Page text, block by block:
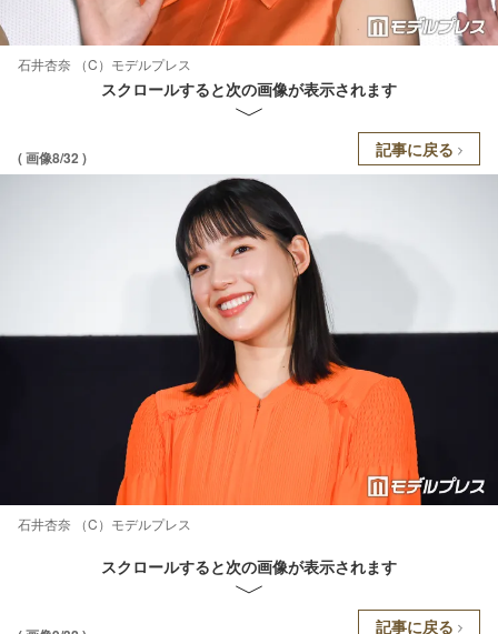
石井杏奈 （C）モデルプレス
スクロールすると次の画像が表示されます
( 画像8/32 ) 記事に戻る
石井杏奈 （C）モデルプレス
スクロールすると次の画像が表示されます
記事に戻る